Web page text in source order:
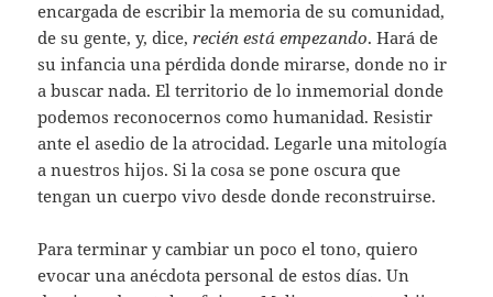
encargada de escribir la memoria de su comunidad,
de su gente, y, dice,recién está empezando. Hará de
su infancia una pérdida donde mirarse, donde no ir
a buscar nada. El territorio de lo inmemorial donde
podemos reconocernos como humanidad. Resistir
ante el asedio de la atrocidad. Legarle una mitología
a nuestros hijos. Si la cosa se pone oscura que
tengan un cuerpo vivo desde donde reconstruirse.
Para terminar y cambiar un poco el tono, quiero
evocar una anécdota personal de estos días. Un